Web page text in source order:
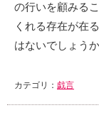
の行いを顧みる
くれる存在が在
はないでしょうか
カテゴリ： 戯言